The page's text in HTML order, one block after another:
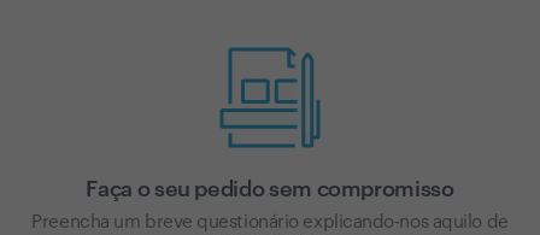
Faça o seu pedido sem compromisso
Preencha um breve questionário explicando-nos aquilo de